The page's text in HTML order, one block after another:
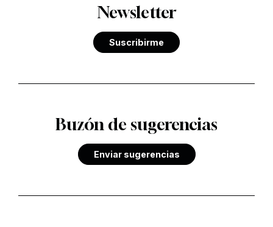
Newsletter
Suscribirme
Buzón de sugerencias
Enviar sugerencias